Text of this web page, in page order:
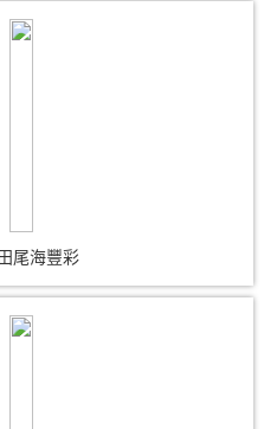
尾海豐彩